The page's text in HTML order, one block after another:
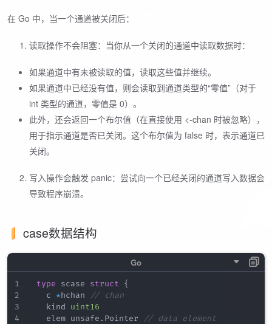
在 Go 中，当一个通道被关闭后：
读取操作不会阻塞：当你从一个关闭的通道中读取数据时：
如果通道中有未被读取的值，读取这些值并继续。
如果通道中已经没有值，则会读取到通道类型的“零值”（对于
int 类型的通道，零值是 0）。
此外，还会返回一个布尔值（在直接使用 <-chan 时被忽略），
用于指示通道是否已关闭。这个布尔值为 false 时，表示通道已
关闭。
写入操作会触发 panic：尝试向一个已经关闭的通道写入数据会
导致程序崩溃。
case数据结构
type scase struct
{
	 c
*hchan
// chan
	 kind
uint16
	 elem unsafe
. Pointer
// data element